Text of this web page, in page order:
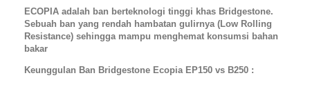
ECOPIA adalah ban berteknologi tinggi khas Bridgestone.
Sebuah ban yang rendah hambatan gulirnya (Low Rolling
Resistance) sehingga mampu menghemat konsumsi bahan
bakar
Keunggulan Ban Bridgestone Ecopia EP150 vs B250 :